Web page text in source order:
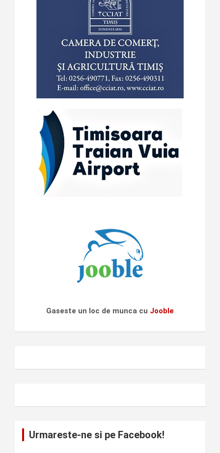
Gaseste un loc de munca cu Jooble
Urmareste-ne si pe Facebook!